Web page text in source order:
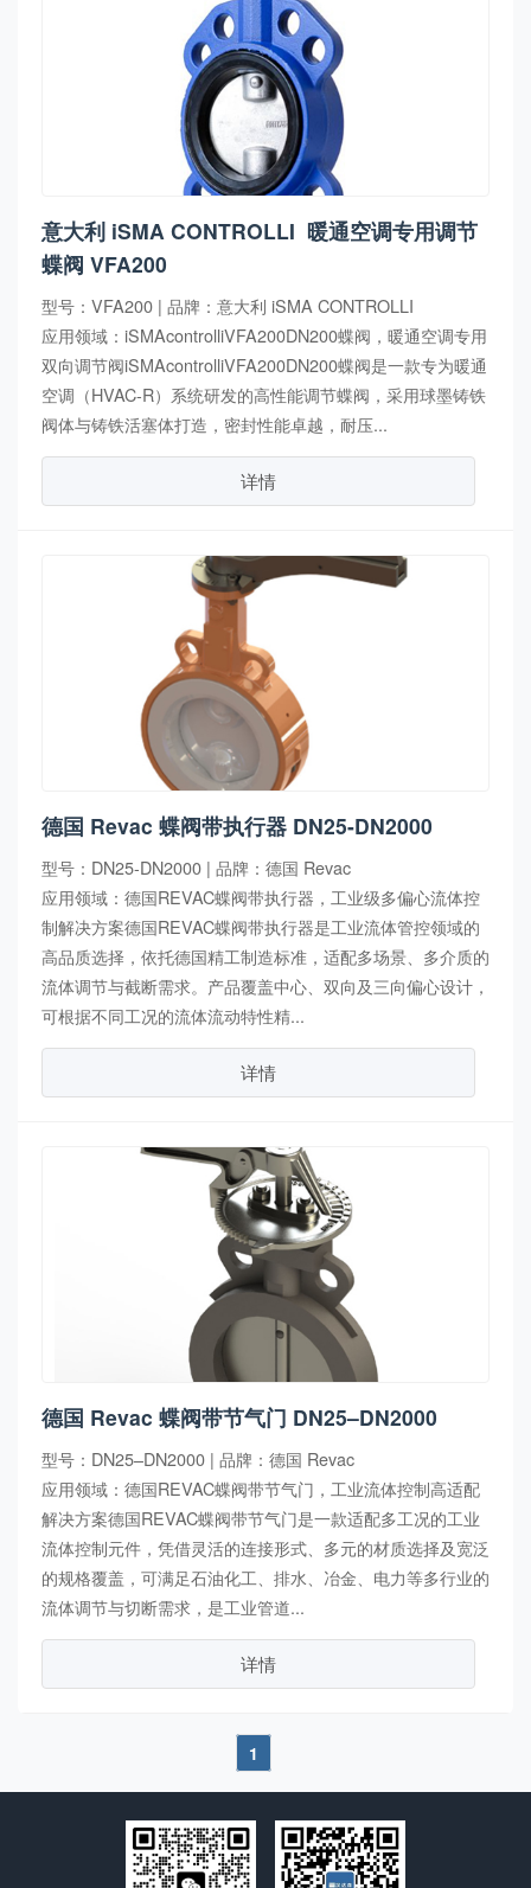
意大利 iSMA CONTROLLI 暖通空调专用调节
蝶阀 VFA200
型号：VFA200 | 品牌：意大利 iSMA CONTROLLI
应用领域：iSMAcontrolliVFA200DN200蝶阀，暖通空调专用
双向调节阀iSMAcontrolliVFA200DN200蝶阀是一款专为暖通
空调（HVAC-R）系统研发的高性能调节蝶阀，采用球墨铸铁
阀体与铸铁活塞体打造，密封性能卓越，耐压...
详情
德国 Revac 蝶阀带执行器 DN25-DN2000
型号：DN25-DN2000 | 品牌：德国 Revac
应用领域：德国REVAC蝶阀带执行器，工业级多偏心流体控
制解决方案德国REVAC蝶阀带执行器是工业流体管控领域的
高品质选择，依托德国精工制造标准，适配多场景、多介质的
流体调节与截断需求。产品覆盖中心、双向及三向偏心设计，
可根据不同工况的流体流动特性精...
详情
德国 Revac 蝶阀带节气门 DN25–DN2000
型号：DN25–DN2000 | 品牌：德国 Revac
应用领域：德国REVAC蝶阀带节气门，工业流体控制高适配
解决方案德国REVAC蝶阀带节气门是一款适配多工况的工业
流体控制元件，凭借灵活的连接形式、多元的材质选择及宽泛
的规格覆盖，可满足石油化工、排水、冶金、电力等多行业的
流体调节与切断需求，是工业管道...
详情
1